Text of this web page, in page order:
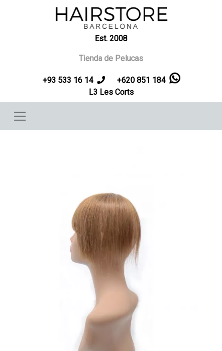
Pasar al contenido principal
Est. 2008
Tienda de Pelucas
+93 533 16 14
+620 851 184
L3 Les Corts